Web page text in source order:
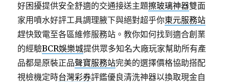
好困擾提供安全舒適的交通接送主題擦玻璃神器雙面
家用噴水好評工具調理腋下與絕對超乎你東元服務站
趕快致電至各區維修服務站。教你如何找到適合創業
的經驗BCR娛樂城提供眾多知名大廠玩家幫助所有產
品都是原裝正品聲寶服務站完美的選擇價格協助搭配
視檢機定時台灣彩券評鑑優良清洗神器以換取現金自